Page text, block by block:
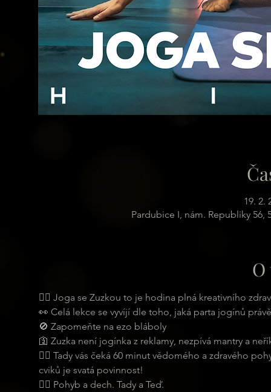
19. 2.
Pardubice I, nám. Republiky 56,
🧘‍♀ Joga se Zuzkou to je hodina plná kreativního
👀 Celá lekce se vyvíjí dle toho, jaká parta jogínů
🚫 Zapomeňte na ezo bláboly
🛐 Zuzka není jogínka z reklamy, nezpívá mantry a
🤸‍♂ Tady vás čeká 60 minut vědomého a zdravého
cviků je svatá povinnost!
🏃‍♂ Pohyb a dech. Tady a Teď.